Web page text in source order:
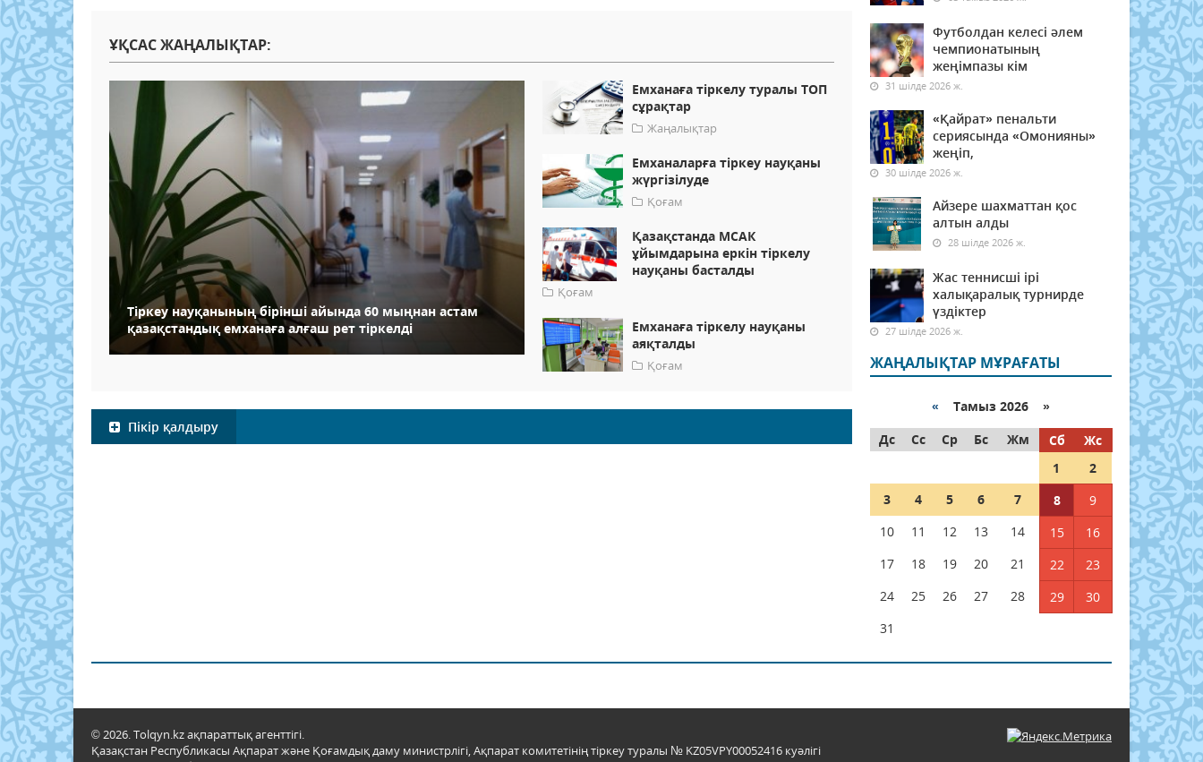
ҰҚСАС ЖАҢАЛЫҚТАР:
Тіркеу науқанының бірінші айында 60 мыңнан астам
қазақстандық емханаға алғаш рет тіркелді
Емханаға тіркелу туралы ТОП
сұрақтар
Жаңалықтар
Емханаларға тіркеу науқаны
жүргізілуде
Қоғам
Қазақстанда МСАК
ұйымдарына еркін тіркелу
науқаны басталды
Қоғам
Емханаға тіркелу науқаны
аяқталды
Қоғам
Пікір қалдыру
Футболдан келесі әлем
чемпионатының
жеңімпазы кім
31 шілде 2026 ж.
«Қайрат» пенальти
сериясында «Омонияны»
жеңіп,
30 шілде 2026 ж.
Айзере шахматтан қос
алтын алды
28 шілде 2026 ж.
Жас теннисші ірі
халықаралық турнирде
үздіктер
27 шілде 2026 ж.
ЖАҢАЛЫҚТАР МҰРАҒАТЫ
« Тамыз 2026 »
Дс
Сс Ср Бс Жм Сб
Жс
1
2
3
4 5 6 7 8
9
10
11 12 13 14 15
16
17
18 19 20 21 22
23
24
25 26 27 28 29
30
31
© 2026. Tolqyn.kz ақпараттық агенттігі.
Қазақстан Республикасы Ақпарат және Қоғамдық даму министрлігі, Ақпарат комитетінің тіркеу туралы № KZ05VPY00052416 куәлігі